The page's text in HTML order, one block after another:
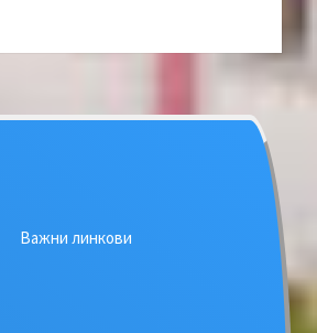
Важни линкови